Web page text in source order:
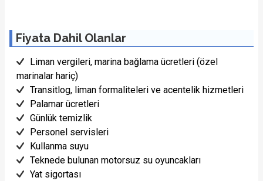
Fiyata Dahil Olanlar
Liman vergileri, marina bağlama ücretleri (özel
marinalar hariç)
Transitlog, liman formaliteleri ve acentelik hizmetleri
Palamar ücretleri
Günlük temizlik
Personel servisleri
Kullanma suyu
Teknede bulunan motorsuz su oyuncakları
Yat sigortası